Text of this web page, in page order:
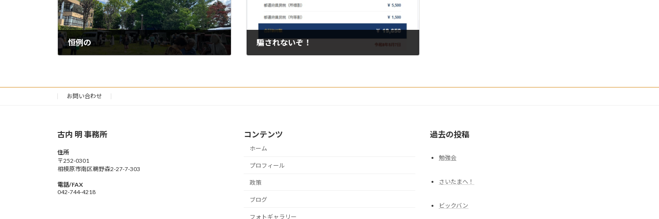
恒例の 騙されないぞ！
お問い合わせ
古内 明 事務所
住所
〒252-0301
相模原市南区鵜野森2-27-7-303
電話/FAX
042-744-4218
コンテンツ
ホーム
プロフィール
政策
ブログ
フォトギャラリー
過去の投稿
勉強会
さいたまへ！
ビックバン